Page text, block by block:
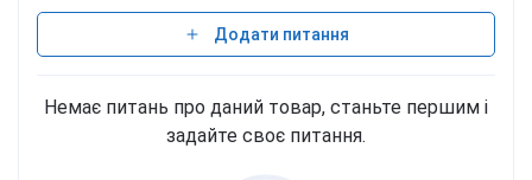
Додати питання
Немає питань про даний товар, станьте першим і
задайте своє питання.